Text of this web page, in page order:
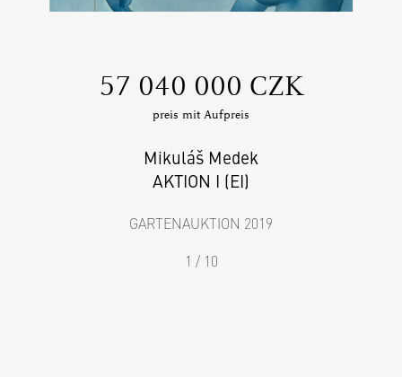
‍57 040 000 CZK
preis mit Aufpreis
Mikuláš Medek
AKTION I (EI)
GARTENAUKTION 2019
1 / 10